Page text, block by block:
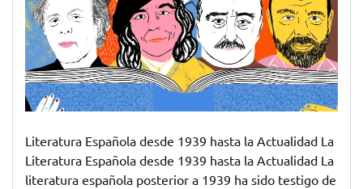
la
Actualidad
en
Formato
PDF
Literatura Española desde 1939 hasta la Actualidad La
Literatura Española desde 1939 hasta la Actualidad La
literatura española posterior a 1939 ha sido testigo de